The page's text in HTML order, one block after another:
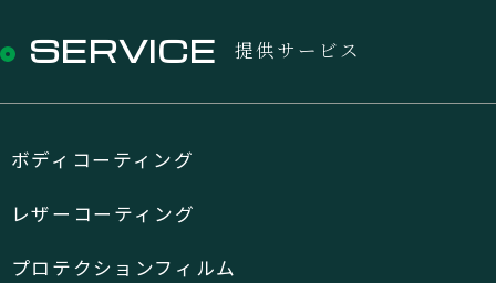
SERVICE 提供サービス
ボディコーティング
レザーコーティング
プロテクションフィルム